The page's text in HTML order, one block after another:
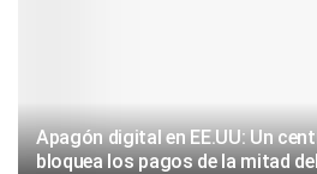
Apagón digital en EE.UU: Un
bloquea los pagos de la mitad